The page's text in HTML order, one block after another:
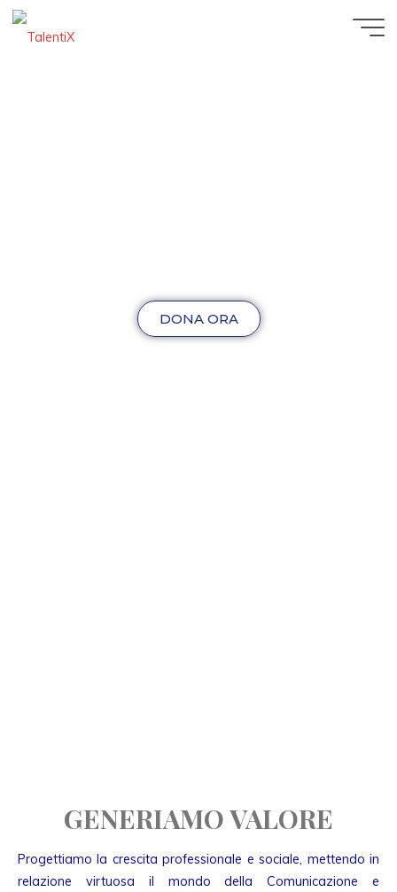
DONA ORA
GENERIAMO VALORE
Progettiamo la crescita professionale e sociale, mettendo in
relazione virtuosa il mondo della Comunicazione e